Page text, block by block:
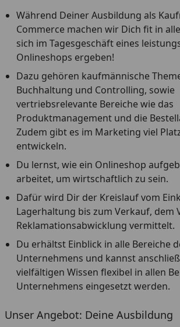
Während Deiner Ausbildung als
Commerce machen wir Dich fit in
sich im Tagesgeschäft eines
Onlineshops ergeben!
Dazu gehören kaufmännische
Buchhaltung und Controlling, sowie
vertriebsrelevante Bereiche wie das
Produktmanagement und die
Zudem gibt es im Marketing viel
entwickeln.
Du lernst, wie ein Onlineshop
arbeitet, um wirtschaftlich zu sein.
Dafür wird Dir der Kreislauf vom
Lagerhaltung bis zum Verkauf, dem
Reklamationsabwicklung vermittelt.
Du erhältst Einblick in alle Bereiche
Unternehmens und kannst
vielfältigen Wissen flexibel in allen
Unternehmens eingesetzt werden.
Unser Angebot: Deine Ausbildung